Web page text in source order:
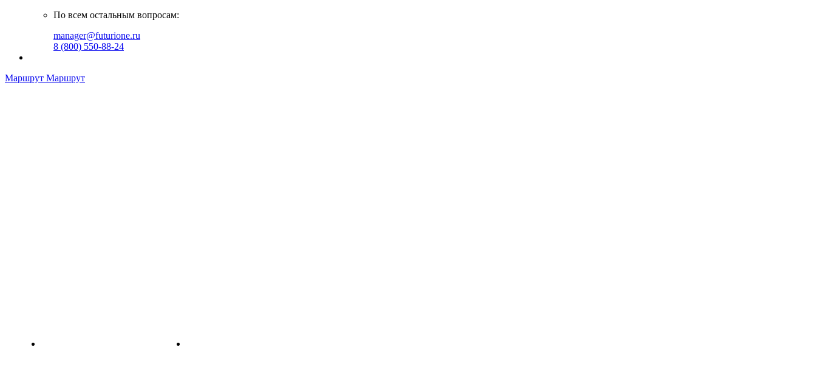
По всем остальным вопросам:
manager@futurione.ru
8 (800) 550-88-24
Маршрут Маршрут